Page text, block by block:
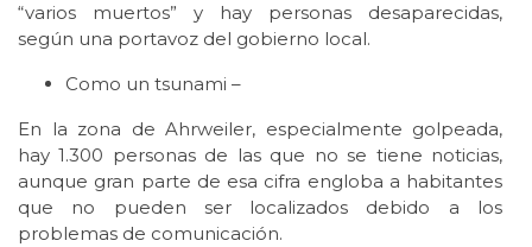
“varios muertos” y hay personas desaparecidas,
según una portavoz del gobierno local.
Como un tsunami –
En la zona de Ahrweiler, especialmente golpeada,
hay 1.300 personas de las que no se tiene noticias,
aunque gran parte de esa cifra engloba a habitantes
que no pueden ser localizados debido a los
problemas de comunicación.